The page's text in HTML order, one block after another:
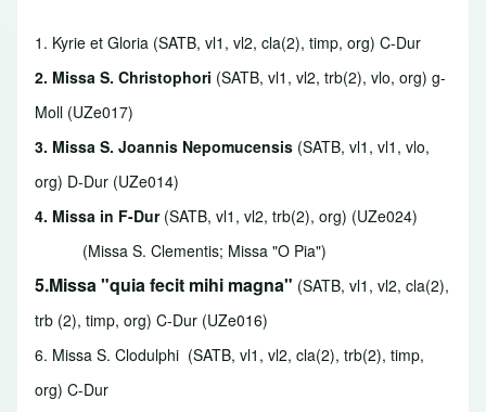
1. Kyrie et Gloria (SATB, vl1, vl2, cla(2), timp, org) C-Dur
2. Missa S. Christophori (SATB, vl1, vl2, trb(2), vlo, org) g-
Moll (UZe017)
3. Missa S. Joannis Nepomucensis (SATB, vl1, vl1, vlo,
org) D-Dur (UZe014)
4. Missa in F-Dur (SATB, vl1, vl2, trb(2), org) (UZe024)
(Missa S. Clementis; Missa "O Pia")
5.Missa "quia fecit mihi magna" (SATB, vl1, vl2, cla(2),
trb (2), timp, org) C-Dur (UZe016)
6. Missa S. Clodulphi (SATB, vl1, vl2, cla(2), trb(2), timp,
org) C-Dur